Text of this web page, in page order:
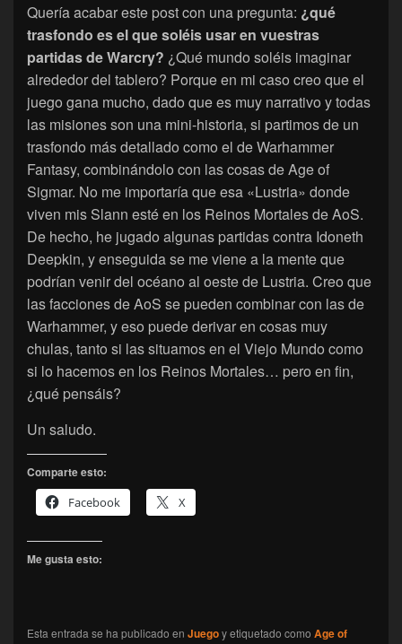
Quería acabar este post con una pregunta: ¿qué
trasfondo es el que soléis usar en vuestras
partidas de Warcry? ¿Qué mundo soléis imaginar
alrededor del tablero? Porque en mi caso creo que el
juego gana mucho, dado que es muy narrativo y todas
las misiones son una mini-historia, si partimos de un
trasfondo más detallado como el de Warhammer
Fantasy, combinándolo con las cosas de Age of
Sigmar. No me importaría que esa «Lustria» donde
viven mis Slann esté en los Reinos Mortales de AoS.
De hecho, he jugado algunas partidas contra Idoneth
Deepkin, y enseguida se me viene a la mente que
podrían venir del océano al oeste de Lustria. Creo que
las facciones de AoS se pueden combinar con las de
Warhammer, y eso puede derivar en cosas muy
chulas, tanto si las situamos en el Viejo Mundo como
si lo hacemos en los Reinos Mortales… pero en fin,
¿qué pensáis?
Un saludo.
Comparte esto:
Facebook
X
Me gusta esto:
Esta entrada se ha publicado en Juegoy etiquetado como Age of